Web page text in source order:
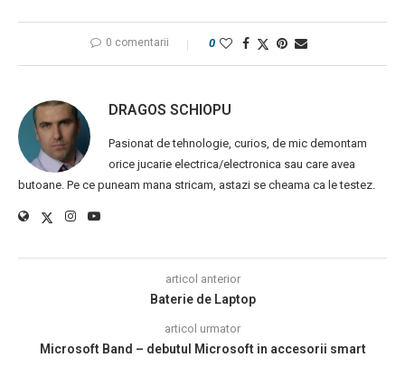
0 comentarii 0
DRAGOS SCHIOPU
Pasionat de tehnologie, curios, de mic demontam
orice jucarie electrica/electronica sau care avea
butoane. Pe ce puneam mana stricam, astazi se cheama ca le testez.
articol anterior
Baterie de Laptop
articol urmator
Microsoft Band – debutul Microsoft in accesorii smart